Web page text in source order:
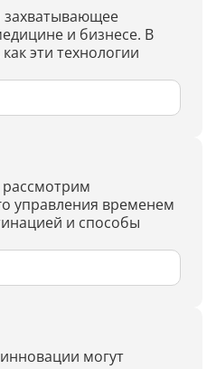
захватывающее
и бизнесе. В
эти технологии
рассмотрим
управления временем
и способы
могут